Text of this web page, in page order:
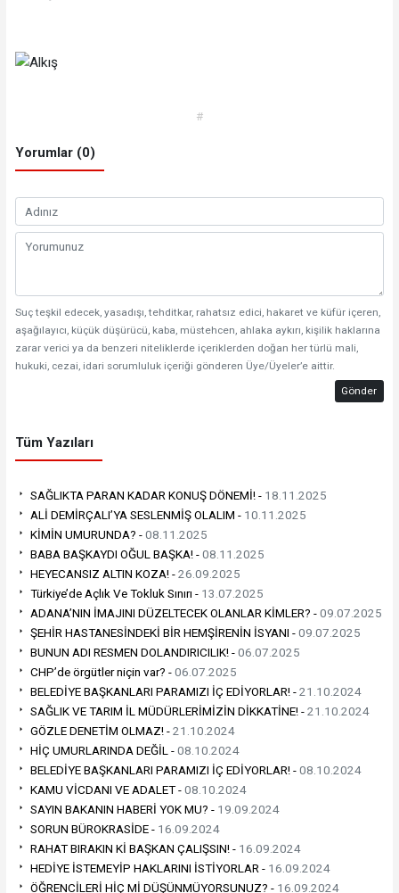
#
Yorumlar (0)
Suç teşkil edecek, yasadışı, tehditkar, rahatsız edici, hakaret ve küfür içeren,
aşağılayıcı, küçük düşürücü, kaba, müstehcen, ahlaka aykırı, kişilik haklarına
zarar verici ya da benzeri niteliklerde içeriklerden doğan her türlü mali,
hukuki, cezai, idari sorumluluk içeriği gönderen Üye/Üyeler’e aittir.
Gönder
Tüm Yazıları
SAĞLIKTA PARAN KADAR KONUŞ DÖNEMİ! - 18.11.2025
ALİ DEMİRÇALI’YA SESLENMİŞ OLALIM - 10.11.2025
KİMİN UMURUNDA? -08.11.2025
BABA BAŞKAYDI OĞUL BAŞKA! -08.11.2025
HEYECANSIZ ALTIN KOZA! -26.09.2025
Türkiye’de Açlık Ve Tokluk Sınırı - 13.07.2025
ADANA’NIN İMAJINI DÜZELTECEK OLANLAR KİMLER? -09.07.2025
ŞEHİR HASTANESİNDEKİ BİR HEMŞİRENİN İSYANI -09.07.2025
BUNUN ADI RESMEN DOLANDIRICILIK! -06.07.2025
CHP’de örgütler niçin var? -06.07.2025
BELEDİYE BAŞKANLARI PARAMIZI İÇ EDİYORLAR! -21.10.2024
SAĞLIK VE TARIM İL MÜDÜRLERİMİZİN DİKKATİNE! -21.10.2024
GÖZLE DENETİM OLMAZ! -21.10.2024
HİÇ UMURLARINDA DEĞİL -08.10.2024
BELEDİYE BAŞKANLARI PARAMIZI İÇ EDİYORLAR! -08.10.2024
KAMU VİCDANI VE ADALET -08.10.2024
SAYIN BAKANIN HABERİ YOK MU? - 19.09.2024
SORUN BÜROKRASİDE - 16.09.2024
RAHAT BIRAKIN Kİ BAŞKAN ÇALIŞSIN! - 16.09.2024
HEDİYE İSTEMEYİP HAKLARINI İSTİYORLAR - 16.09.2024
ÖĞRENCİLERİ HİÇ Mİ DÜŞÜNMÜYORSUNUZ? - 16.09.2024